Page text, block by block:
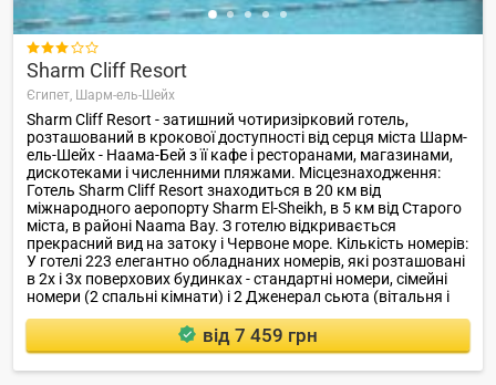

Sharm Cliff Resort
Єгипет, Шарм-ель-Шейх
Sharm Cliff Resort - затишний чотиризірковий готель,
розташований в крокової доступності від серця міста Шарм-
ель-Шейх - Наама-Бей з її кафе і ресторанами, магазинами,
дискотеками і численними пляжами. Місцезнаходження:
Готель Sharm Cliff Resort знаходиться в 20 км від
міжнародного аеропорту Sharm El-Sheikh, в 5 км від Старого
міста, в районі Naama Bay. З готелю відкривається
прекрасний вид на затоку і Червоне море. Кількість номерів:
У готелі 223 елегантно обладнаних номерів, які розташовані
в 2х і 3х поверхових будинках - стандартні номери, сімейні
номери (2 спальні кімнати) і 2 Дженерал сьюта (вітальня і
від 7 459 грн